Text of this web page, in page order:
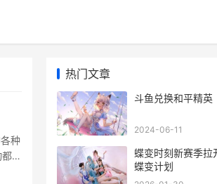
种
有
热门文章
斗鱼兑换和平精英
2024-06-11
蝶变时刻新赛季拉
蝶变计划